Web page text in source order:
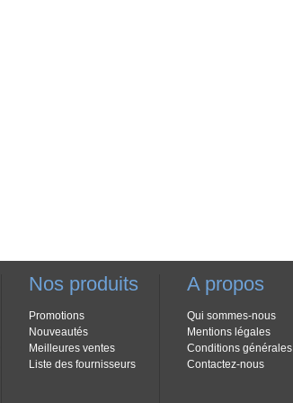
Nos produits
Promotions
Nouveautés
Meilleures ventes
Liste des fournisseurs
A propos
Qui sommes-nous
Mentions légales
Conditions générales
Contactez-nous